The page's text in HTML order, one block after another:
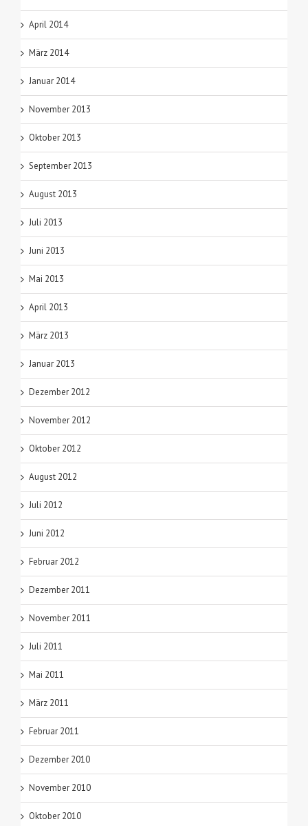
April 2014
März 2014
Januar 2014
November 2013
Oktober 2013
September 2013
August 2013
Juli 2013
Juni 2013
Mai 2013
April 2013
März 2013
Januar 2013
Dezember 2012
November 2012
Oktober 2012
August 2012
Juli 2012
Juni 2012
Februar 2012
Dezember 2011
November 2011
Juli 2011
Mai 2011
März 2011
Februar 2011
Dezember 2010
November 2010
Oktober 2010